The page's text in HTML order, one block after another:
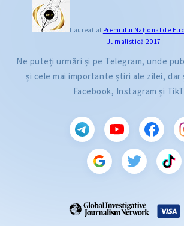
Laureat al Premiului Naţional de
Jurnalistică 2017
Ne puteți urmări și pe Telegram, unde
și cele mai importante știri ale zilei, dar
Facebook, Instagram și